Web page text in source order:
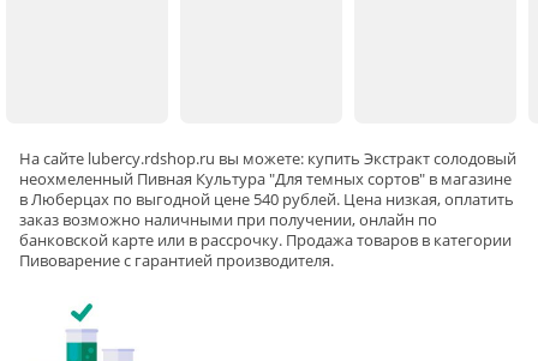
На сайте lubercy.rdshop.ru вы можете: купить Экстракт солодовый
неохмеленный Пивная Культура "Для темных сортов" в магазине
в Люберцах по выгодной цене 540 рублей. Цена низкая, оплатить
заказ возможно наличными при получении, онлайн по
банковской карте или в рассрочку. Продажа товаров в категории
Пивоварениес гарантией производителя.